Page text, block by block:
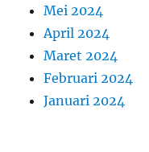
Mei 2024
April 2024
Maret 2024
Februari 2024
Januari 2024